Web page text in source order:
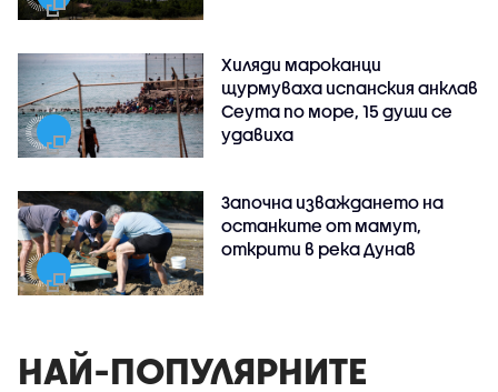
Хиляди мароканци
щурмуваха испанския анклав
Сеута по море, 15 души се
удавиха
Започна изваждането на
останките от мамут,
открити в река Дунав
НАЙ-ПОПУЛЯРНИТЕ